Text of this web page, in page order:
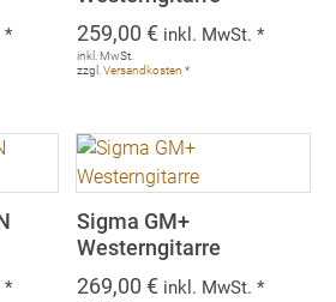
*
259,00€ inkl. MwSt. *
inkl. MwSt.
zzgl.Versandkosten *
*
Sigma GM+
Westerngitarre
269,00€ inkl. MwSt. *